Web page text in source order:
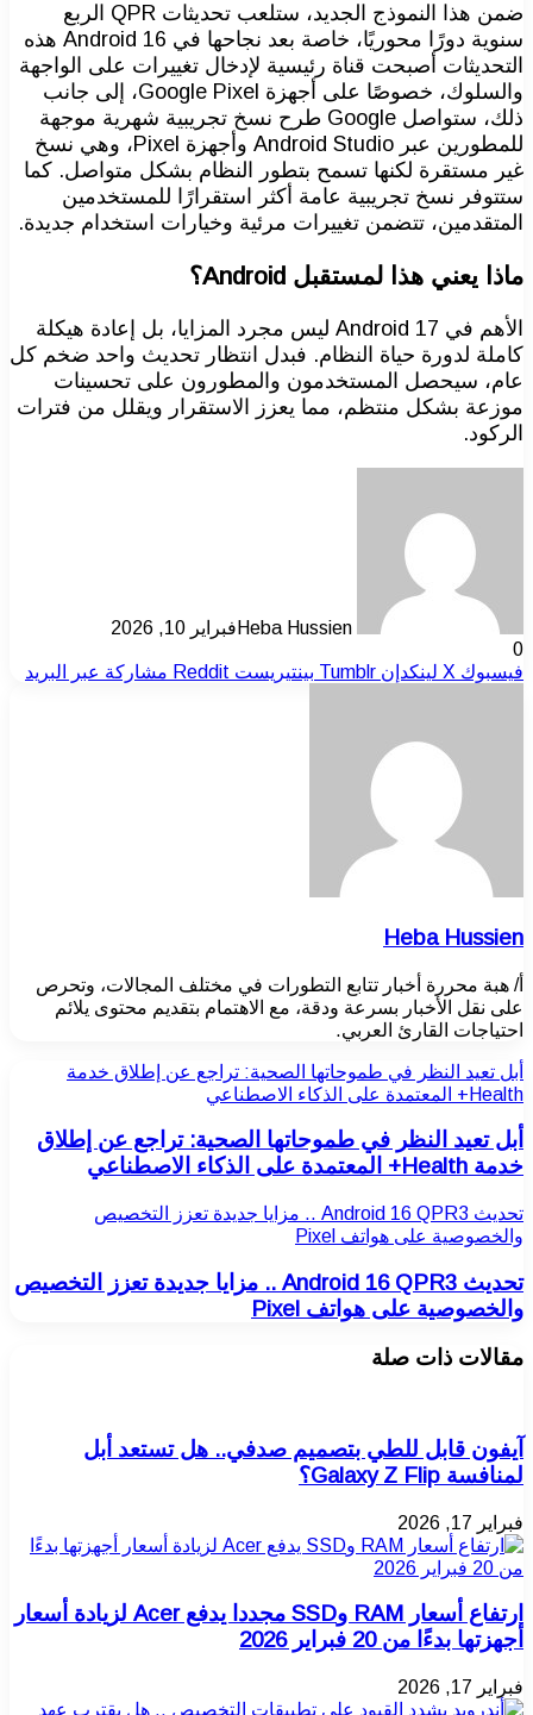
ضمن هذا النموذج الجديد، ستلعب تحديثات QPR الربع
سنوية دورًا محوريًا، خاصة بعد نجاحها في Android 16 هذه
التحديثات أصبحت قناة رئيسية لإدخال تغييرات على الواجهة
والسلوك، خصوصًا على أجهزة Google Pixel، إلى جانب
ذلك، ستواصل Google طرح نسخ تجريبية شهرية موجهة
للمطورين عبر Android Studio وأجهزة Pixel، وهي نسخ
غير مستقرة لكنها تسمح بتطور النظام بشكل متواصل. كما
ستتوفر نسخ تجريبية عامة أكثر استقرارًا للمستخدمين
المتقدمين، تتضمن تغييرات مرئية وخيارات استخدام جديدة.
ماذا يعني هذا لمستقبل Android؟
الأهم في Android 17 ليس مجرد المزايا، بل إعادة هيكلة
كاملة لدورة حياة النظام. فبدل انتظار تحديث واحد ضخم كل
عام، سيحصل المستخدمون والمطورون على تحسينات
موزعة بشكل منتظم، مما يعزز الاستقرار ويقلل من فترات
الركود.
Heba Hussien فبراير 10, 2026
0
فيسبوك ‫X لينكدإن بينتيريست مشاركة عبر البريد
Heba Hussien
أ/ هبة محررة أخبار تتابع التطورات في مختلف المجالات، وتحرص
على نقل الأخبار بسرعة ودقة، مع الاهتمام بتقديم محتوى يلائم
احتياجات القارئ العربي.
أبل تعيد النظر في طموحاتها الصحية: تراجع عن إطلاق خدمة
Health+ المعتمدة على الذكاء الاصطناعي
أبل تعيد النظر في طموحاتها الصحية: تراجع عن إطلاق
خدمة Health+ المعتمدة على الذكاء الاصطناعي
تحديث Android 16 QPR3 .. مزايا جديدة تعزز التخصيص
والخصوصية على هواتف Pixel
تحديث Android 16 QPR3 .. مزايا جديدة تعزز التخصيص
والخصوصية على هواتف Pixel
مقالات ذات صلة
آيفون قابل للطي بتصميم صدفي.. هل تستعد أبل
لمنافسة Galaxy Z Flip؟
فبراير 17, 2026
ارتفاع أسعار RAM وSSD مجددا يدفع Acer لزيادة أسعار
أجهزتها بدءًا من 20 فبراير 2026
فبراير 17, 2026